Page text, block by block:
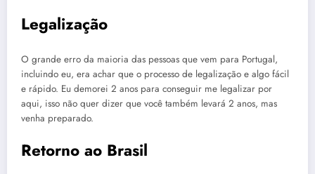
Legalização
O grande erro da maioria das pessoas que vem para Portugal,
incluindo eu, era achar que o processo de legalização e algo fácil
e rápido. Eu demorei 2 anos para conseguir me legalizar por
aqui, isso não quer dizer que você também levará 2 anos, mas
venha preparado.
Retorno ao Brasil